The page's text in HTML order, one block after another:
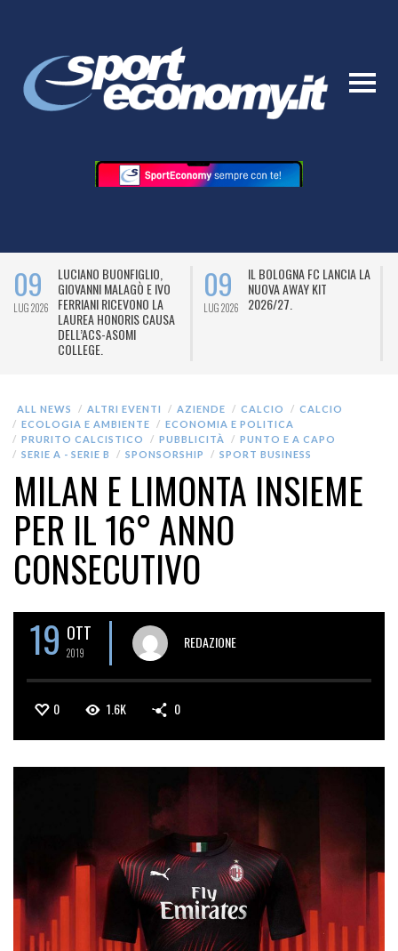
09
LUG 2026
LUCIANO BUONFIGLIO,
GIOVANNI MALAGÒ E IVO
FERRIANI RICEVONO LA
LAUREA HONORIS CAUSA
DELL’ACS-ASOMI
COLLEGE.
09
LUG 2026
IL BOLOGNA FC LANCIA LA
NUOVA AWAY KIT
2026/27.
ALL NEWS ALTRI EVENTI AZIENDE CALCIO
CALCIO
ECOLOGIA E AMBIENTE
ECONOMIA E POLITICA
PRURITO CALCISTICO
PUBBLICITÀ
PUNTO E A CAPO
SERIE A - SERIE B
SPONSORSHIP SPORT BUSINESS
MILAN E LIMONTA INSIEME
PER IL 16° ANNO
CONSECUTIVO
19 OTT
2019
REDAZIONE
0 1.6K 0